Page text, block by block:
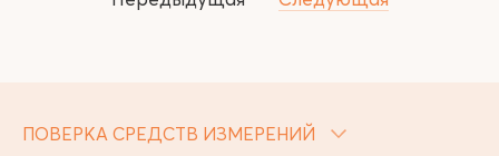
ПОВЕРКА СРЕДСТВ ИЗМЕРЕНИЙ